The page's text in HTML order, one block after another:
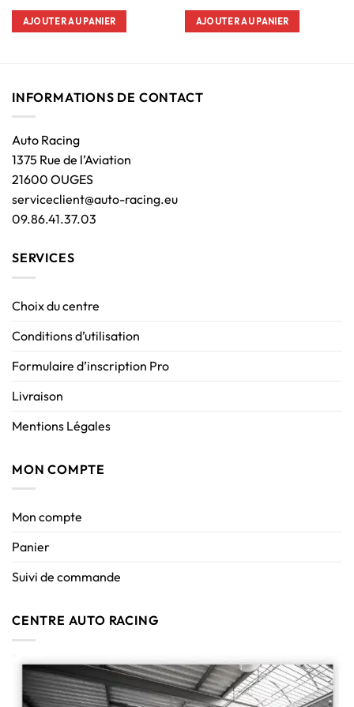
AJOUTER AU PANIER AJOUTER AU PANIER
INFORMATIONS DE CONTACT
Auto Racing
1375 Rue de l’Aviation
21600 OUGES
serviceclient@auto-racing.eu
09.86.41.37.03
SERVICES
Choix du centre
Conditions d’utilisation
Formulaire d’inscription Pro
Livraison
Mentions Légales
MON COMPTE
Mon compte
Panier
Suivi de commande
CENTRE AUTO RACING